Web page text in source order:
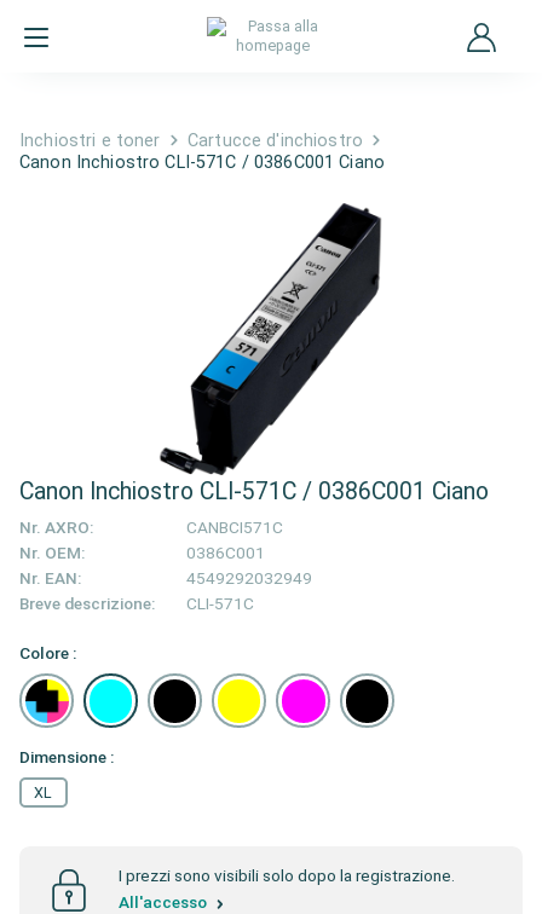
Inchiostri e toner
Cartucce d'inchiostro
Canon Inchiostro CLI-571C / 0386C001 Ciano
Canon Inchiostro CLI-571C / 0386C001 Ciano
Nr. AXRO:
CANBCI571C
Nr. OEM:
0386C001
Nr. EAN:
4549292032949
Breve descrizione:
CLI-571C
Colore :
Dimensione :
XL
I prezzi sono visibili solo dopo la registrazione.
All'accesso